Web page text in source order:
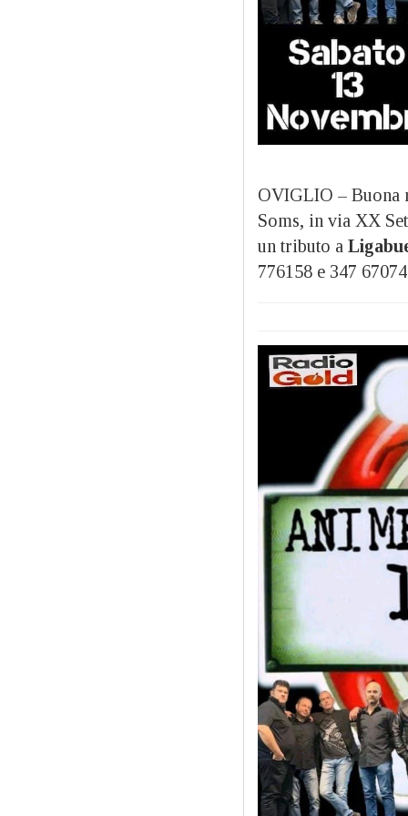
OVIGLIO – Buona
Soms, in via XX
un tributo a
776158 e 347